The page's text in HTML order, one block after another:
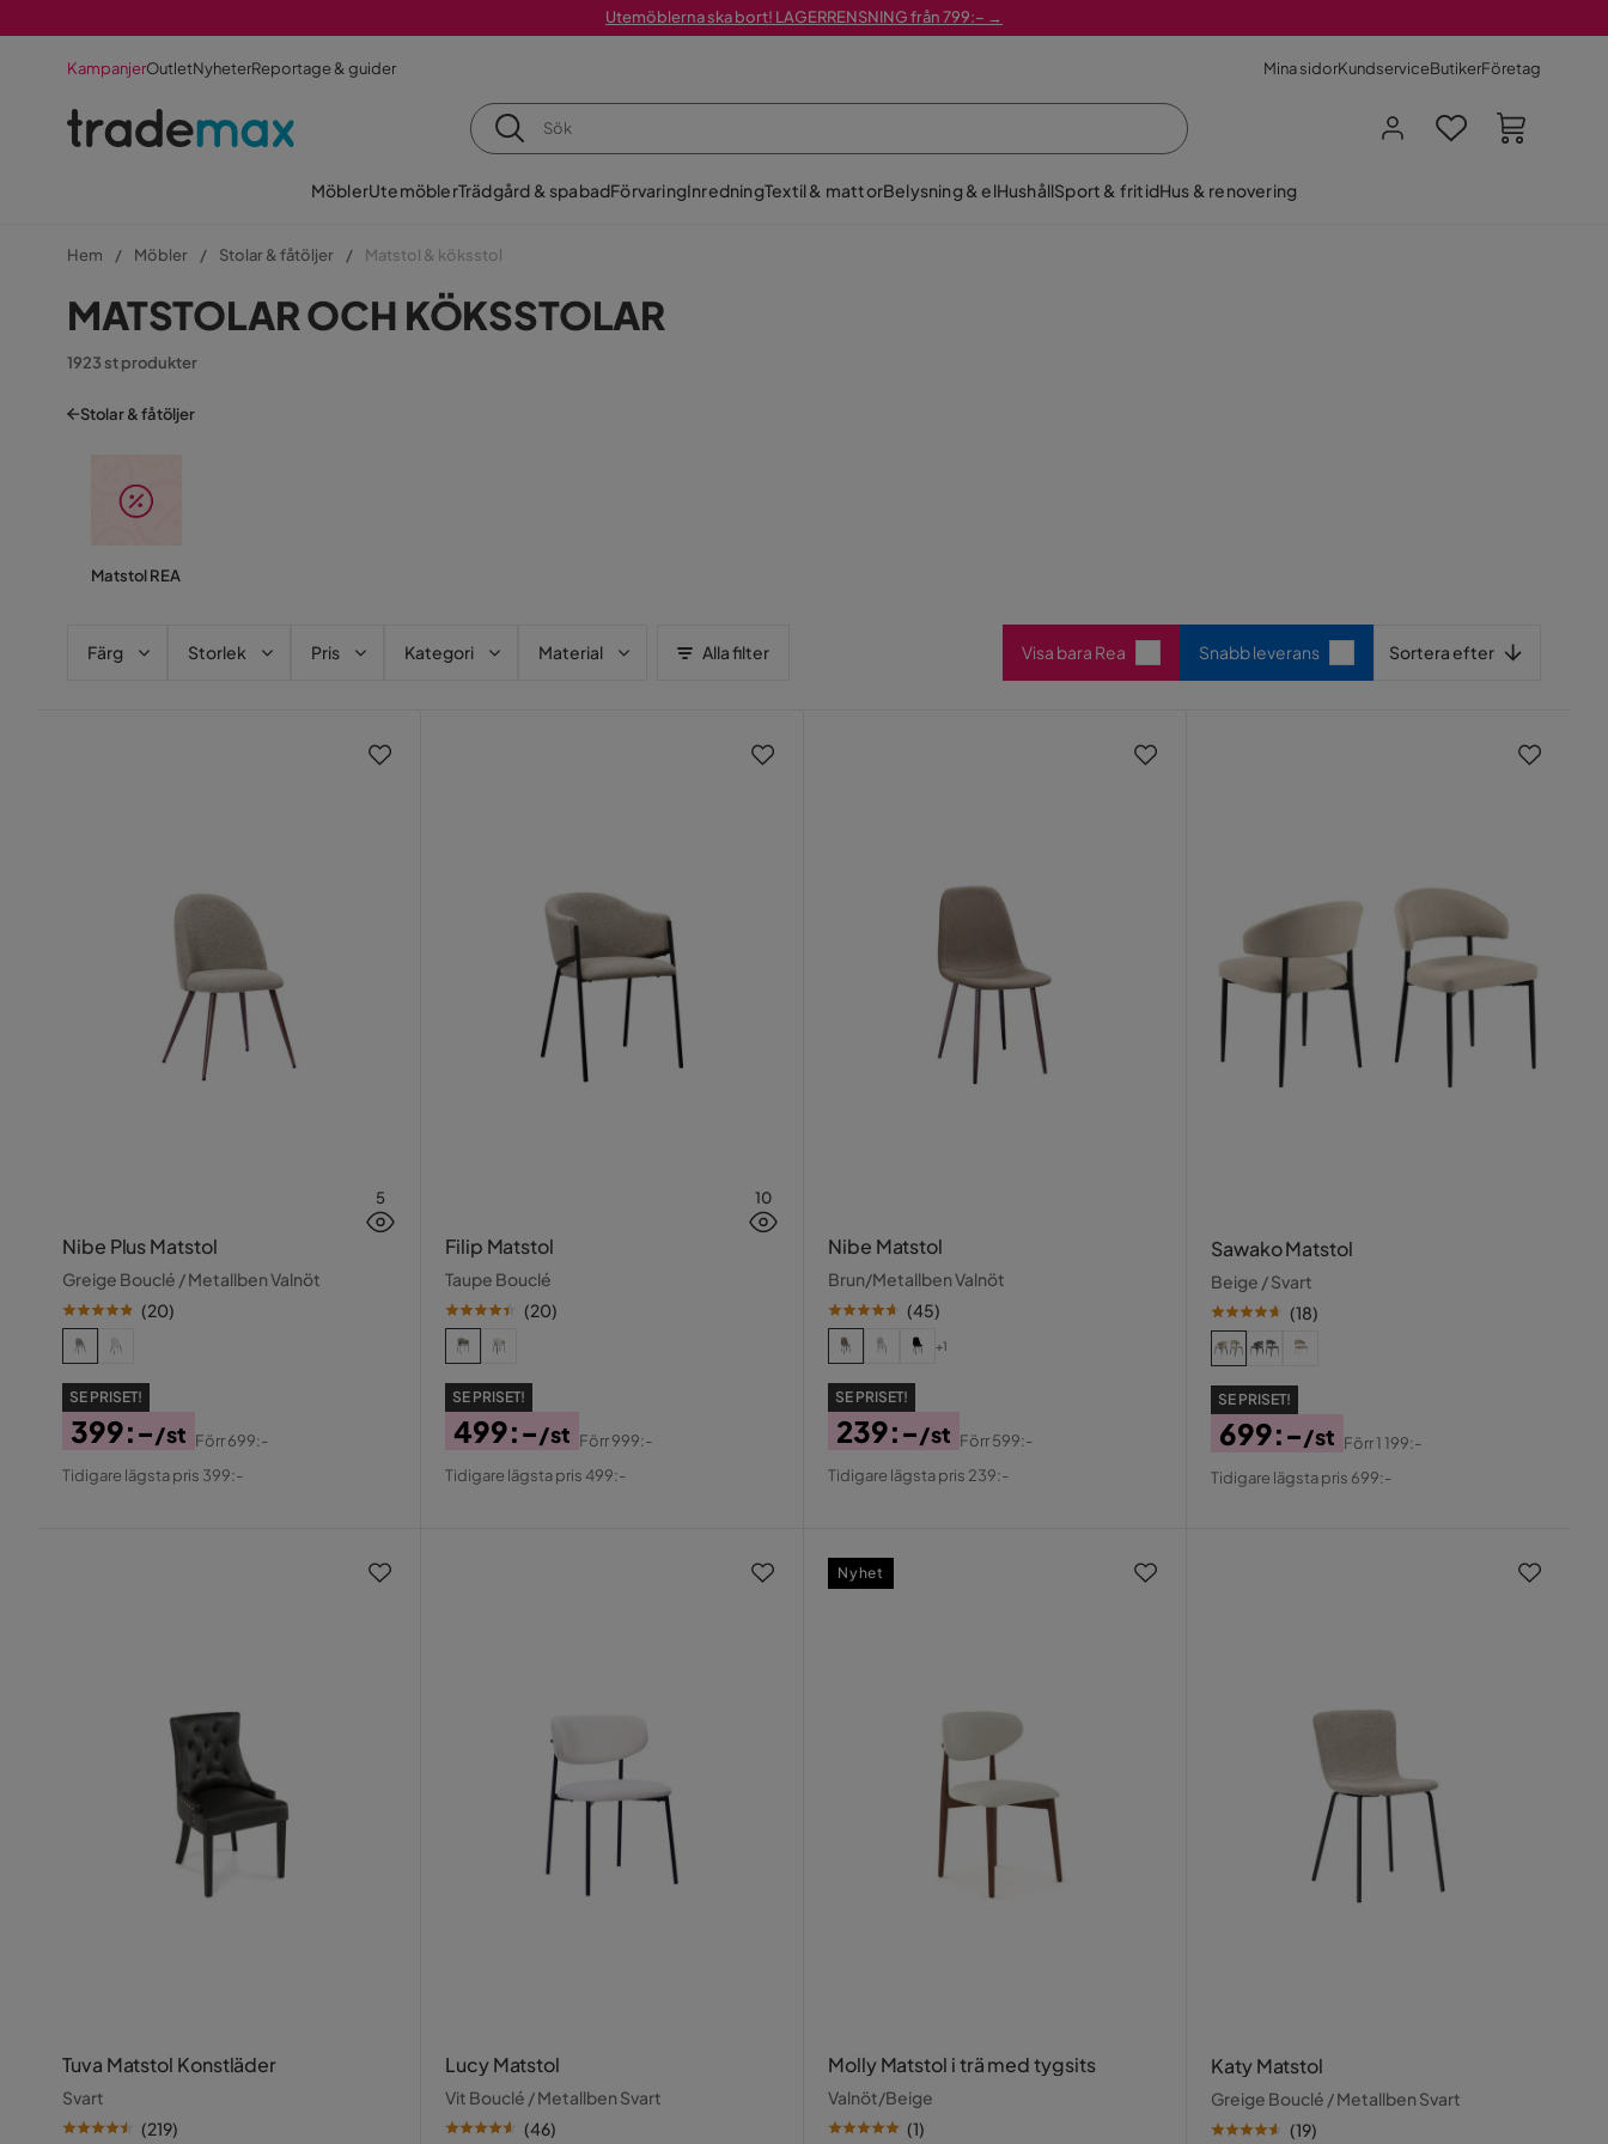
Utemöblerna ska bort! LAGERRENSNING från 799:– →
KampanjerOutletNyheterReportage & guider Mina sidorKundserviceButikerFöretag
MöblerUtemöblerTrädgård & spabadFörvaringInredningTextil & mattorBelysning & elHushållSport & fritidHus & renovering
Hem Möbler Stolar & fåtöljer Matstol & köksstol
MATSTOLAR OCH KÖKSSTOLAR
1923 st produkter
Stolar & fåtöljer
Matstol REA
Färg Storlek Pris Kategori Material Alla filter Visa bara Rea Snabb leverans Sortera efter
5
Nibe Plus Matstol
Greige Bouclé / Metallben Valnöt
(20)
SE PRISET!
Pris
399:-/st
Original
Förr699:-
Tidigare lägsta pris 399:-
10
Filip Matstol
Taupe Bouclé
(20)
SE PRISET!
Pris
499:-/st
Original
Förr999:-
Tidigare lägsta pris 499:-
Nibe Matstol
Brun/Metallben Valnöt
(45)
+1
SE PRISET!
Pris
239:-/st
Original
Förr599:-
Tidigare lägsta pris 239:-
Sawako Matstol
Beige / Svart
(18)
SE PRISET!
Pris
699:-/st
Original
Förr1 199:-
Tidigare lägsta pris 699:-
Tuva Matstol Konstläder
Svart
(219)
Lucy Matstol
Vit Bouclé / Metallben Svart
(46)
Molly Matstol i trä med tygsits
Valnöt/Beige
(1)
Nyhet
Katy Matstol
Greige Bouclé / Metallben Svart
(19)